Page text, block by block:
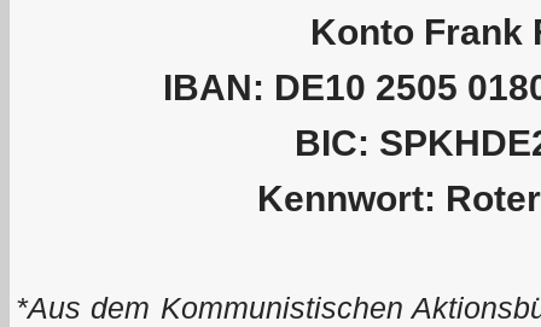
Konto Frank
IBAN: DE10 2505
BIC:
Kennwort:
*Aus dem Kommunistischen